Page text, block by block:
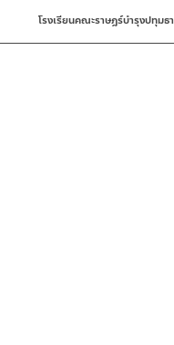
โรงเรียนคณะราษฎร์บำรุงปทุมธ